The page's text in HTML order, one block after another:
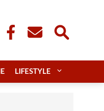
LIFESTYLE